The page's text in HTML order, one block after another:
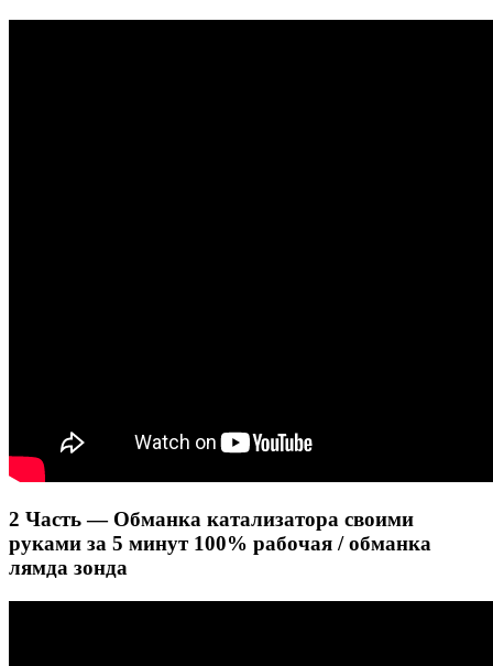
2 Часть — Обманка катализатора своими
руками за 5 минут 100% рабочая / обманка
лямда зонда